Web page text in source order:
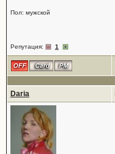
Пол: мужской
Репутация: 1
Daria